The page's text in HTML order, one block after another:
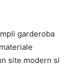
garderoba
site modern si